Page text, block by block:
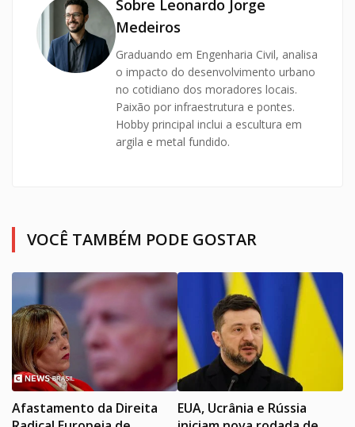
Sobre Leonardo Jorge
Medeiros
Graduando em Engenharia Civil, analisa
o impacto do desenvolvimento urbano
no cotidiano dos moradores locais.
Paixão por infraestrutura e pontes.
Hobby principal inclui a escultura em
argila e metal fundido.
VOCÊ TAMBÉM PODE GOSTAR
Afastamento da Direita
EUA, Ucrânia e Rússia